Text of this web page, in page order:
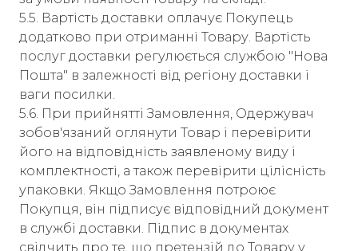
5.5. Вартість доставки оплачує Покупець
додатково при отриманні Товару. Вартість
послуг доставки регулюється службою "Нова
Пошта" в залежності від регіону доставки і
ваги посилки.
5.6. При прийнятті Замовлення, Одержувач
зобов'язаний оглянути Товар і перевірити
його на відповідність заявленому виду і
комплектності, а також перевірити цілісність
упаковки. Якщо Замовлення потроює
Покупця, він підписує відповідний документ
в службі доставки. Підпис в документах
свідчить про те, що претензій до Товару у